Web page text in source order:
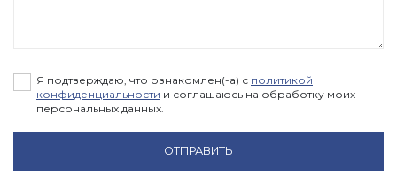
Я подтверждаю, что ознакомлен(-а) с политикой
конфиденциальности и соглашаюсь на обработку моих
персональных данных.
ОТПРАВИТЬ